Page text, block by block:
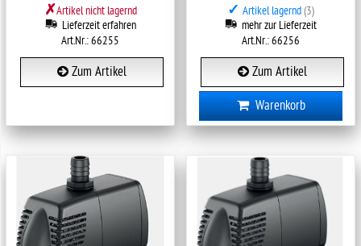
✗Artikel nicht lagernd
Lieferzeit erfahren
Art.Nr.: 66255
Zum Artikel
✓ Artikel lagernd(3)
mehr zur Lieferzeit
Art.Nr.: 66256
Zum Artikel
Warenkorb